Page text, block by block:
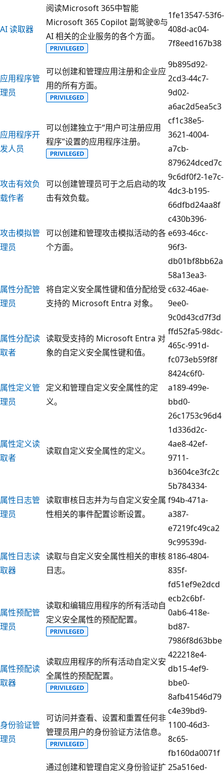
AI 读取器
阅读Microsoft 365中智能
Microsoft 365 Copilot 副驾驶®与
AI 相关的企业服务的各个方面。
1fe13547-53f6-
408d-ac04-
7f8eed167b38
应用程序管
理员
可以创建和管理应用注册和企业应
用的所有方面。
9b895d92-
2cd3-44c7-
9d02-
a6ac2d5ea5c3
应用程序开
发人员
可以创建独立于“用户可注册应用
程序”设置的应用程序注册。
cf1c38e5-
3621-4004-
a7cb-
879624dced7c
攻击有效负
载作者
可以创建管理员可于之后启动的攻
击有效负载。
9c6df0f2-1e7c-
4dc3-b195-
66dfbd24aa8f
攻击模拟管
理员
可以创建和管理攻击模拟活动的各
个方面。
c430b396-
e693-46cc-
96f3-
db01bf8bb62a
属性分配管
理员
将自定义安全属性键和值分配给受
支持的 Microsoft Entra 对象。
58a13ea3-
c632-46ae-
9ee0-
9c0d43cd7f3d
属性分配读
取者
读取受支持的 Microsoft Entra 对
象的自定义安全属性键和值。
ffd52fa5-98dc-
465c-991d-
fc073eb59f8f
属性定义管
理员
定义和管理自定义安全属性的定
义。
8424c6f0-
a189-499e-
bbd0-
26c1753c96d4
属性定义读
取者
读取自定义安全属性的定义。
1d336d2c-
4ae8-42ef-
9711-
b3604ce3fc2c
属性日志管
理员
读取审核日志并为与自定义安全属
性相关的事件配置诊断设置。
5b784334-
f94b-471a-
a387-
e7219fc49ca2
属性日志读
取器
读取与自定义安全属性相关的审核
日志。
9c99539d-
8186-4804-
835f-
fd51ef9e2dcd
属性预配管
理员
读取和编辑应用程序的所有活动自
定义安全属性的预配配置。
ecb2c6bf-
0ab6-418e-
bd87-
7986f8d63bbe
属性预配读
取器
读取应用程序的所有活动自定义安
全属性的预配配置。
422218e4-
db15-4ef9-
bbe0-
8afb41546d79
身份验证管
理员
可访问并查看、设置和重置任何非
管理员用户的身份验证方法信息。
c4e39bd9-
1100-46d3-
8c65-
fb160da0071f
通过创建和管理自定义身份验证扩25a516ed-